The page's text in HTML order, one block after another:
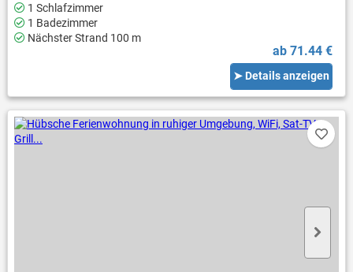
1 Schlafzimmer
1 Badezimmer
Nächster Strand 100 m
ab 71.44 €
➤ Details anzeigen